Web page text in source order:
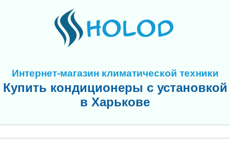
Интернет-магазин климатической техники
Купить кондиционеры с установкой
в Харькове